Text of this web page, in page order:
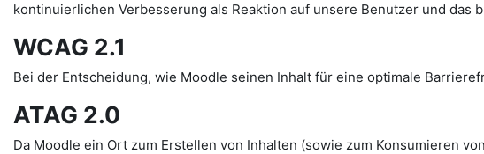
kontinuierlichen Verbesserung als Reaktion auf unsere Benutzer und das
WCAG 2.1
Bei der Entscheidung, wie Moodle seinen Inhalt für eine optimale
ATAG 2.0
Da Moodle ein Ort zum Erstellen von Inhalten (sowie zum Konsumieren